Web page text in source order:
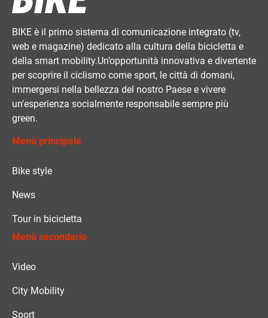
BIKE è il primo sistema di comunicazione integrato (tv,
web e magazine) dedicato alla cultura della bicicletta e
della smart mobility.Un’opportunità innovativa e divertente
per scoprire il ciclismo come sport, le città di domani,
immergersi nella bellezza del nostro Paese e vivere
un’esperienza socialmente responsabile sempre più
green.
Menù principale
Bike style
News
Tour in bicicletta
Menù secondario
Video
City Mobility
Sport